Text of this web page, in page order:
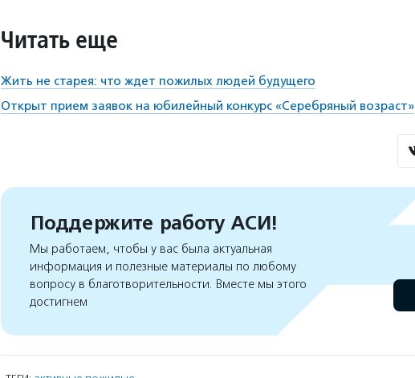
Читать еще
Жить не старея: что ждет пожилых людей будущего
Открыт прием заявок на юбилейный конкурс «Серебряный возраст»
Поддержите работу АСИ!
Мы работаем, чтобы у вас была актуальная
информация и полезные материалы по любому
вопросу в благотворительности. Вместе мы этого
достигнем